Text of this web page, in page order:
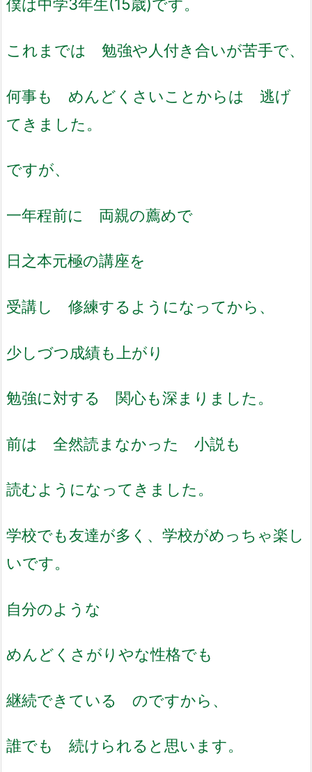
僕は中学3年生(15歳)です。
これまでは 勉強や人付き合いが苦手で、
何事も めんどくさいことからは 逃げ
てきました。
ですが、
一年程前に 両親の薦めで
日之本元極の講座を
受講し 修練する ようになってから、
少しづつ成績も上がり
勉強に対する 関心も深ま りました。
前は 全然読まなかった 小説も
読むようになってきました 。
学校でも友達が多く、学校がめっちゃ楽し
いです。
自分のような
めんどくさがりやな性格でも
継続できている のですから、
誰でも 続けられると思います。